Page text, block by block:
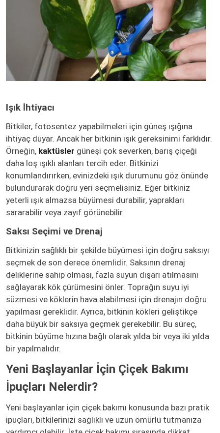
Işık İhtiyacı
Bitkiler, fotosentez yapabilmeleri için güneş ışığına
ihtiyaç duyar. Ancak her bitkinin ışık gereksinimi farklıdır.
Örneğin, kaktüsler güneşi çok severken, barış çiçeği
daha loş ışıklı alanları tercih eder. Bitkinizi
konumlandırırken, evinizdeki ışık durumunu göz önünde
bulundurarak doğru yeri seçmelisiniz. Eğer bitkiniz
yeterli ışık almazsa büyümesi durabilir, yaprakları
sararabilir veya zayıf görünebilir.
Saksı Seçimi ve Drenaj
Bitkinizin sağlıklı bir şekilde büyümesi için doğru saksıyı
seçmek de son derece önemlidir. Saksının drenaj
deliklerine sahip olması, fazla suyun dışarı atılmasını
sağlayarak kök çürümesini önler. Toprağın suyu iyi
süzmesi ve köklerin hava alabilmesi için drenajın doğru
yapılması gereklidir. Ayrıca, bitkinin kökleri geliştikçe
daha büyük bir saksıya geçmek gerekebilir. Bu süreç,
bitkinin büyüme hızına bağlı olarak yılda bir veya iki yılda
bir yapılmalıdır.
Yeni Başlayanlar İçin Çiçek Bakımı
İpuçları Nelerdir?
Yeni başlayanlar için çiçek bakımı konusunda bazı pratik
ipuçları, bitkilerinizi sağlıklı ve uzun ömürlü tutmanıza